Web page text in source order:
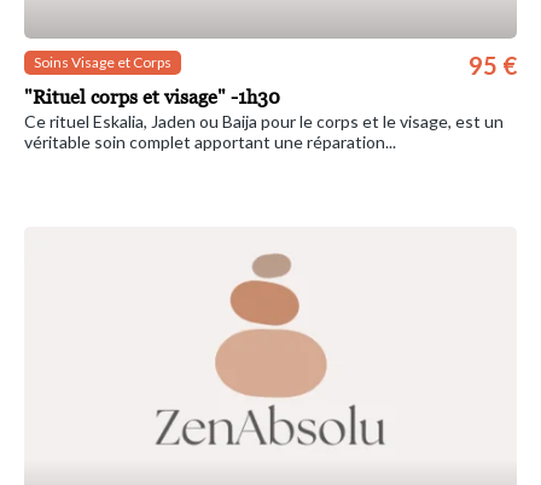
Soins Visage et Corps
"Rituel corps et visage" -1h30
95 €
Ce rituel Eskalia, Jaden ou Baija pour le corps et le visage, est un
véritable soin complet apportant une réparation...